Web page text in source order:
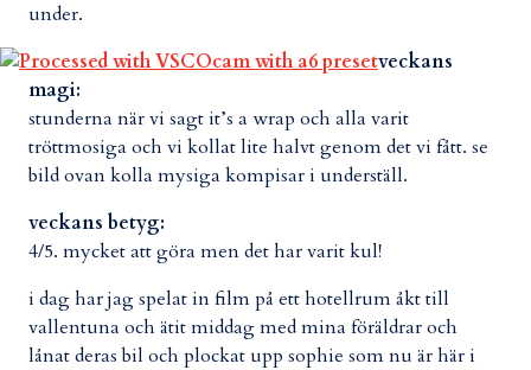
under.
veckans
magi:
stunderna när vi sagt it’s a wrap och alla varit
tröttmosiga och vi kollat lite halvt genom det vi fått. se
bild ovan kolla mysiga kompisar i underställ.
veckans betyg:
4/5. mycket att göra men det har varit kul!
i dag har jag spelat in film på ett hotellrum åkt till
vallentuna och ätit middag med mina föräldrar och
lånat deras bil och plockat upp sophie som nu är här i